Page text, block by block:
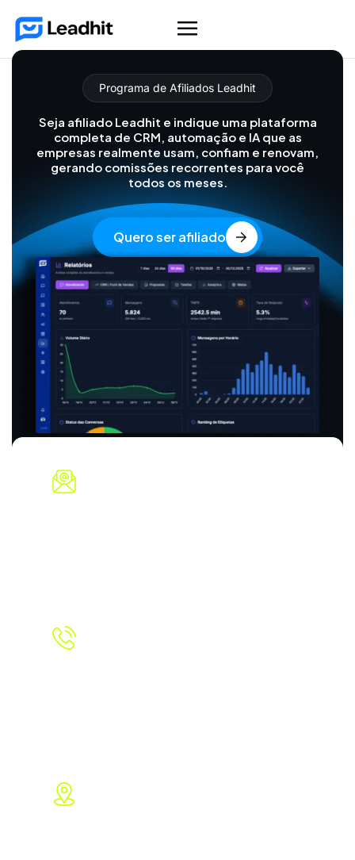
FAQ Contato
Programa de Afiliados Leadhit
Seja afiliado Leadhit e indique uma plataforma
completa de CRM, automação e IA que as
empresas realmente usam, confiam e renovam,
gerando comissões recorrentes para você
todos os meses.
Quero ser afiliado